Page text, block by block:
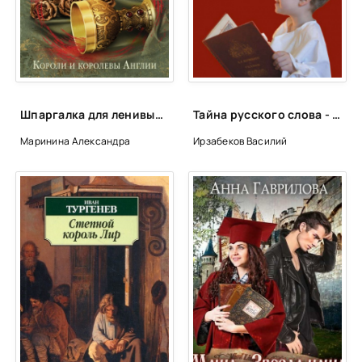
Шпаргалка для ленивых любителей истории. Короли и королевы Англии - Александра Маринина
Маринина Александра
Тайна русского слова - Василий Ирзабеков
Ирзабеков Василий